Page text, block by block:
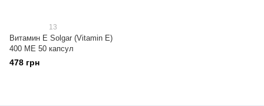
13
Витамин E Solgar (Vitamin E)
400 ME 50 капсул
478 грн